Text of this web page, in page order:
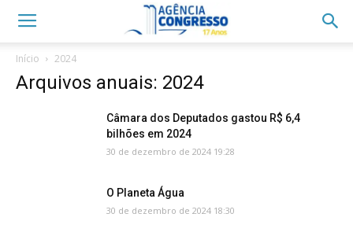
Início 2024
Arquivos anuais: 2024
Câmara dos Deputados gastou R$ 6,4
bilhões em 2024
30 de dezembro de 2024 19:28
O Planeta Água
30 de dezembro de 2024 18:30